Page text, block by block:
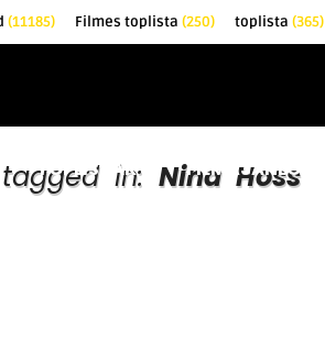
(11185) Filmes toplista (250) toplista (365)
TOPLISTÁK FILMAJÁNLÓ
in: Nina Hoss